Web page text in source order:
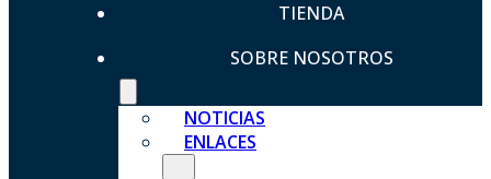
TIENDA
SOBRE NOSOTROS
NOTICIAS
ENLACES